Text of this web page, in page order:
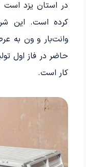
کرده است. این
وانت‌بار و ون به
کار است.